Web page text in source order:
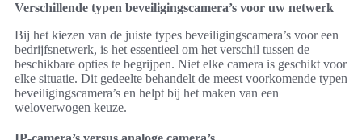
Verschillende typen beveiligingscamera’s voor uw netwerk
Bij het kiezen van de juiste types beveiligingscamera’s voor een
bedrijfsnetwerk, is het essentieel om het verschil tussen de
beschikbare opties te begrijpen. Niet elke camera is geschikt voor
elke situatie. Dit gedeelte behandelt de meest voorkomende typen
beveiligingscamera’s en helpt bij het maken van een
weloverwogen keuze.